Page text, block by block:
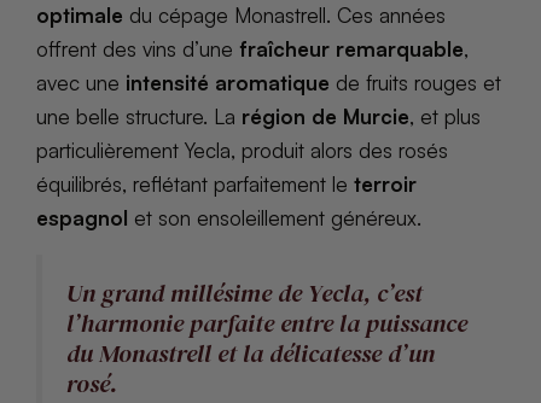
optimale du cépage Monastrell. Ces années
offrent des vins d’une fraîcheur remarquable,
avec une intensité aromatique de fruits rouges et
une belle structure. La région de Murcie, et plus
particulièrement Yecla, produit alors des rosés
équilibrés, reflétant parfaitement le terroir
espagnol et son ensoleillement généreux.
Un grand millésime de Yecla, c’est
l’harmonie parfaite entre la puissance
du Monastrell et la délicatesse d’un
rosé.